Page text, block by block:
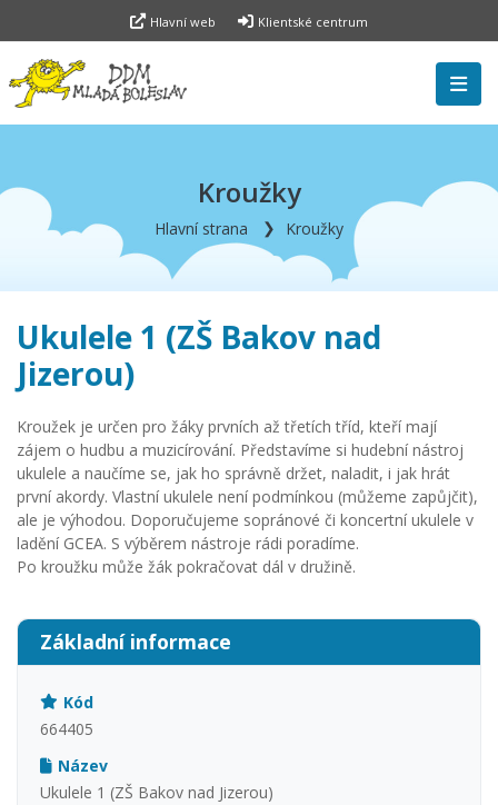
Hlavní web Klientské centrum
Kroužky
Hlavní strana Kroužky
Ukulele 1 (ZŠ Bakov nad
Jizerou)
Kroužek je určen pro žáky prvních až třetích tříd, kteří mají
zájem o hudbu a muzicírování. Představíme si hudební nástroj
ukulele a naučíme se, jak ho správně držet, naladit, i jak hrát
první akordy. Vlastní ukulele není podmínkou (můžeme zapůjčit),
ale je výhodou. Doporučujeme sopránové či koncertní ukulele v
ladění GCEA. S výběrem nástroje rádi poradíme.
Po kroužku může žák pokračovat dál v družině.
Základní informace
Kód
664405
Název
Ukulele 1 (ZŠ Bakov nad Jizerou)